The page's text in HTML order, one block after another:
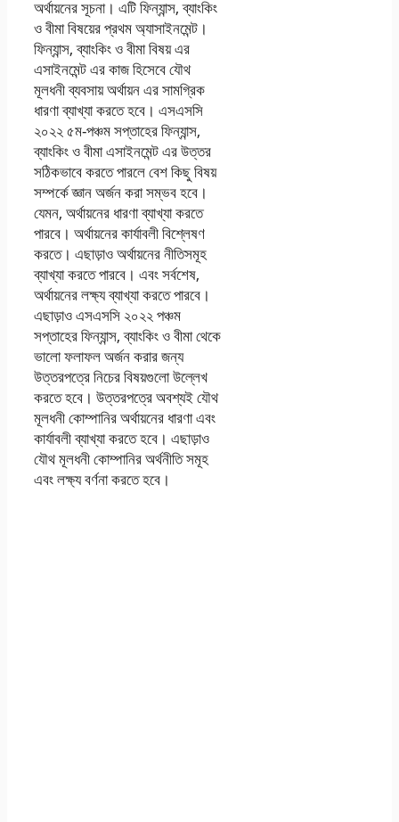
অর্থায়নের সূচনা। এটি ফিন্যান্স, ব্যাংকিং
ও বীমা বিষয়ের প্রথম অ্যাসাইনমেন্ট।
ফিন্যান্স, ব্যাংকিং ও বীমা বিষয় এর
এসাইনমেন্ট এর কাজ হিসেবে যৌথ
মূলধনী ব্যবসায় অর্থায়ন এর সামগ্রিক
ধারণা ব্যাখ্যা করতে হবে। এসএসসি
২০২২ ৫ম-পঞ্চম সপ্তাহের ফিন্যান্স,
ব্যাংকিং ও বীমা এসাইনমেন্ট এর উত্তর
সঠিকভাবে করতে পারলে বেশ কিছু বিষয়
সম্পর্কে জ্ঞান অর্জন করা সম্ভব হবে।
যেমন, অর্থায়নের ধারণা ব্যাখ্যা করতে
পারবে। অর্থায়নের কার্যাবলী বিশ্লেষণ
করতে। এছাড়াও অর্থায়নের নীতিসমূহ
ব্যাখ্যা করতে পারবে। এবং সর্বশেষ,
অর্থায়নের লক্ষ্য ব্যাখ্যা করতে পারবে।
এছাড়াও এসএসসি ২০২২ পঞ্চম
সপ্তাহের ফিন্যান্স, ব্যাংকিং ও বীমা থেকে
ভালো ফলাফল অর্জন করার জন্য
উত্তরপত্রে নিচের বিষয়গুলো উল্লেখ
করতে হবে। উত্তরপত্রে অবশ্যই যৌথ
মূলধনী কোম্পানির অর্থায়নের ধারণা এবং
কার্যাবলী ব্যাখ্যা করতে হবে। এছাড়াও
যৌথ মূলধনী কোম্পানির অর্থনীতি সমূহ
এবং লক্ষ্য বর্ণনা করতে হবে।